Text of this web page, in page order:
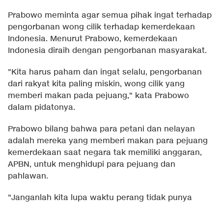
Prabowo meminta agar semua pihak ingat terhadap
pengorbanan wong cilik terhadap kemerdekaan
Indonesia. Menurut Prabowo, kemerdekaan
Indonesia diraih dengan pengorbanan masyarakat.
"Kita harus paham dan ingat selalu, pengorbanan
dari rakyat kita paling miskin, wong cilik yang
memberi makan pada pejuang," kata Prabowo
dalam pidatonya.
Prabowo bilang bahwa para petani dan nelayan
adalah mereka yang memberi makan para pejuang
kemerdekaan saat negara tak memiliki anggaran,
APBN, untuk menghidupi para pejuang dan
pahlawan.
"Janganlah kita lupa waktu perang tidak punya